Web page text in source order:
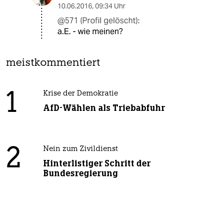
10.06.2016, 09:34 Uhr
@571 (Profil gelöscht):
a.E. - wie meinen?
meistkommentiert
1 Krise der Demokratie
AfD-Wählen als Triebabfuhr
2 Nein zum Zivildienst
Hinterlistiger Schritt der
Bundesregierung